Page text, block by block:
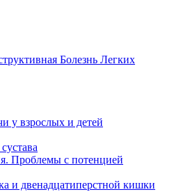
Болезнь Легких
у взрослых и детей
Проблемы с потенцией
и двенадцатиперстной кишки